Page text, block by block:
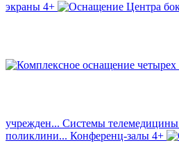
экраны 4+
учрежден... Системы телемедицины
поликлини... Конференц-залы 4+